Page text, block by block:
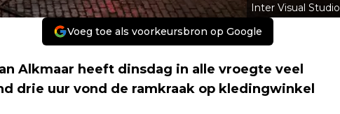
Inter Visual Studio
Voeg toe als voorkeursbron op Google
Alkmaar heeft dinsdag in alle vroegte veel
drie uur vond de ramkraak op kledingwinkel